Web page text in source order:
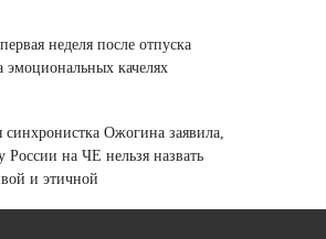
неделя после отпуска
эмоциональных качелях
синхронистка Ожогина заявила,
России на ЧЕ нельзя назвать
и этичной